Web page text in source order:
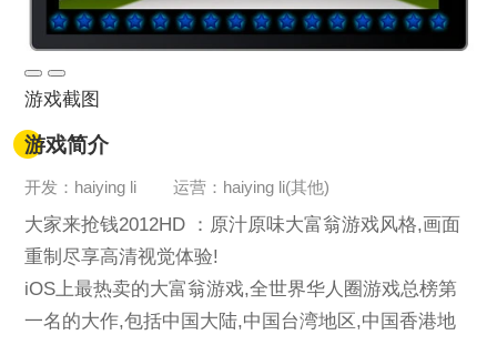
游戏截图
游戏简介
开发：haiying li 运营：haiying li(其他)
大家来抢钱2012HD ：原汁原味大富翁游戏风格,画面
重制尽享高清视觉体验!
iOS上最热卖的大富翁游戏,全世界华人圈游戏总榜第
一名的大作,包括中国大陆,中国台湾地区,中国香港地